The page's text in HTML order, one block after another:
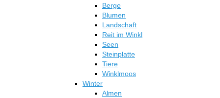
Berge
Blumen
Landschaft
Reit im Winkl
Seen
Steinplatte
Tiere
Winklmoos
Winter
Almen